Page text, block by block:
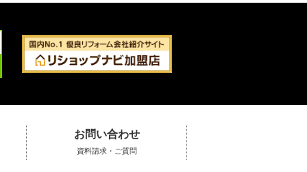
お問い合わせ
資料請求・ご質問